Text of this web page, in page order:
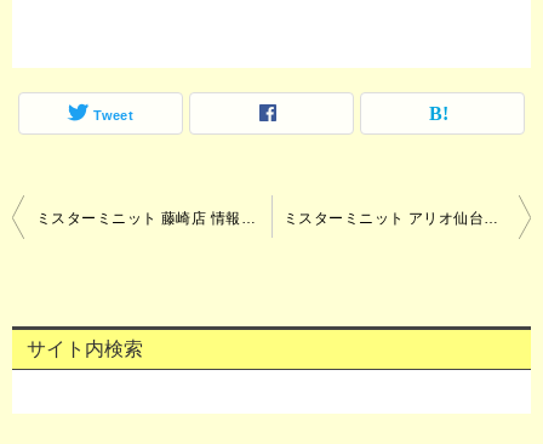
Tweet
投
ナ
ビ
ゲ
ミスターミニット 藤崎店 情報（アクセス・営業時間・口コミ・地図） ミスターミニット アリオ仙台泉店 情報（アクセス・営業時間・口コミ・地図）
サイト内検索